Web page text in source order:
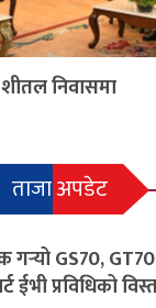
शीतल निवासमा
ताजा अपडेट
गर्‍यो GS70,
ईभी प्रविधिको